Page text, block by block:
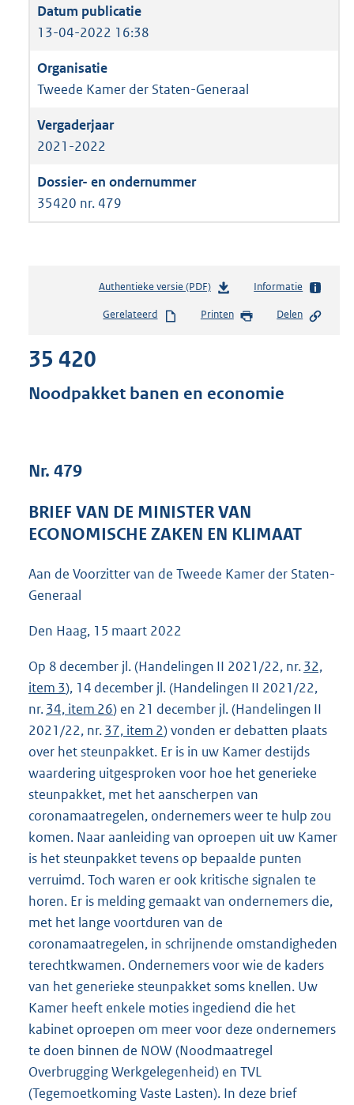
13-04-2022 16:38
Tweede Kamer der Staten-Generaal
2021-2022
35420 nr. 479
Authentieke versie (PDF)b
s
s
e
:
0
Informatie
Gerelateerd Printen Delen
35 420
Noodpakket banen en economie
Nr. 479
BRIEF VAN DE MINISTER VAN
ECONOMISCHE ZAKEN EN KLIMAAT
Aan de Voorzitter van de Tweede Kamer der Staten-
Generaal
Den Haag, 15 maart 2022
Op 8 december jl. (Handelingen II 2021/22, nr.32,
item 3), 14 december jl. (Handelingen II 2021/22,
nr.34, item 26) en 21 december jl. (Handelingen II
2021/22, nr.37, item 2) vonden er debatten plaats
over het steunpakket. Er is in uw Kamer destijds
waardering uitgesproken voor hoe het generieke
steunpakket, met het aanscherpen van
coronamaatregelen, ondernemers weer te hulp zou
komen. Naar aanleiding van oproepen uit uw Kamer
is het steunpakket tevens op bepaalde punten
verruimd. Toch waren er ook kritische signalen te
horen. Er is melding gemaakt van ondernemers die,
met het lange voortduren van de
coronamaatregelen, in schrijnende omstandigheden
terechtkwamen. Ondernemers voor wie de kaders
van het generieke steunpakket soms knellen. Uw
Kamer heeft enkele moties ingediend die het
kabinet oproepen om meer voor deze ondernemers
te doen binnen de NOW (Noodmaatregel
Overbrugging Werkgelegenheid) en TVL
(Tegemoetkoming Vaste Lasten). In deze brief